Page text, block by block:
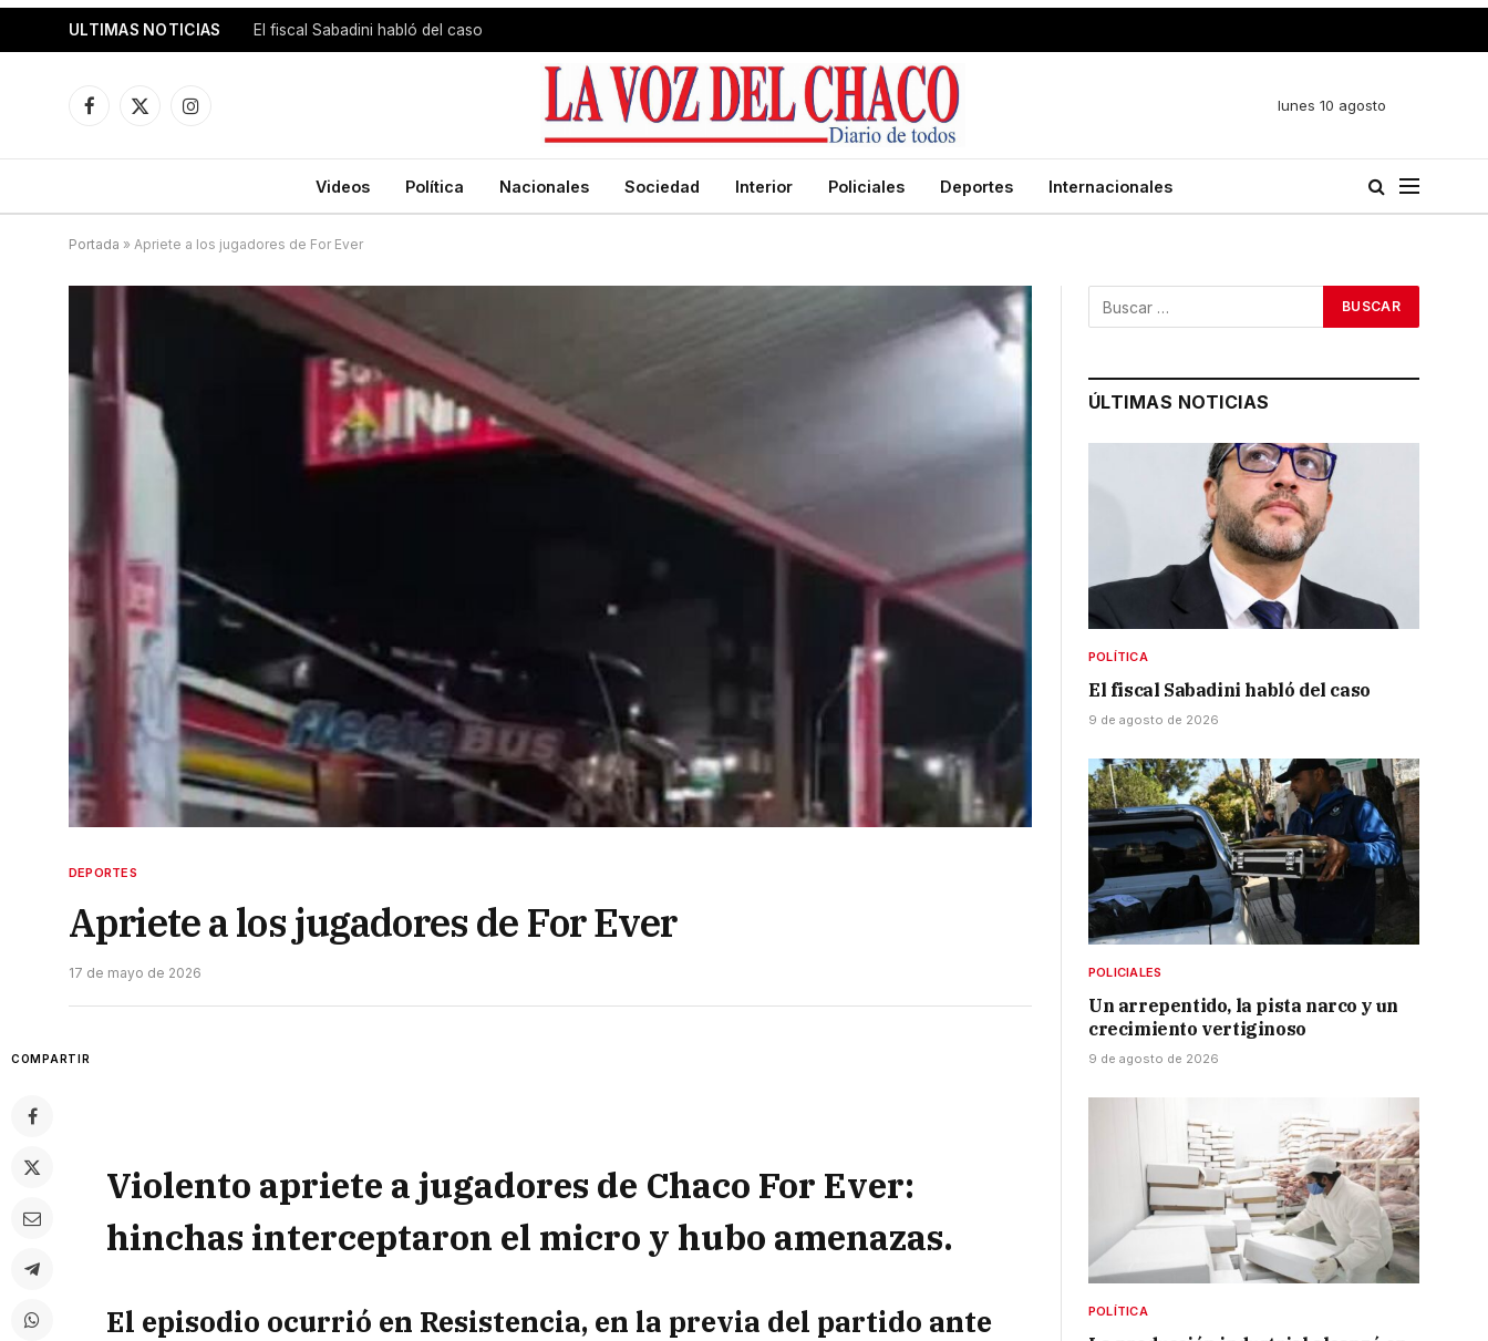
ULTIMAS NOTICIAS El fiscal Sabadini habló del caso
Facebook
X
Instagram
lunes 10 agosto
Videos Política Nacionales Sociedad Interior Policiales Deportes Internacionales
Portada » Apriete a los jugadores de For Ever
DEPORTES
Apriete a los jugadores de For Ever
17 de mayo de 2026
COMPARTIR
Violento apriete a jugadores de Chaco For Ever:
hinchas interceptaron el micro y hubo amenazas.
El episodio ocurrió en Resistencia, en la previa del partido ante
ÚLTIMAS NOTICIAS
POLÍTICA
El fiscal Sabadini habló del caso
9 de agosto de 2026
POLICIALES
Un arrepentido, la pista narco y un
crecimiento vertiginoso
9 de agosto de 2026
POLÍTICA